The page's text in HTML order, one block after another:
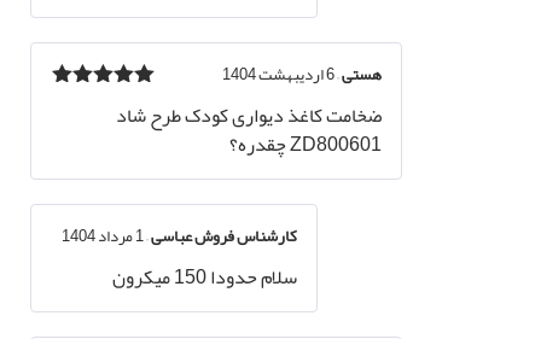
هستی–6 اردیبهشت 1404
ضخامت کاغذ دیواری کودک طرح شاد
ZD800601 چقدره؟
کارشناس فروش عباسی–1 مرداد 1404
سلام حدودا 150 میکرون